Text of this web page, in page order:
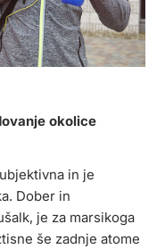
okolice
in je
Dober in
je za marsikoga
še zadnje atome